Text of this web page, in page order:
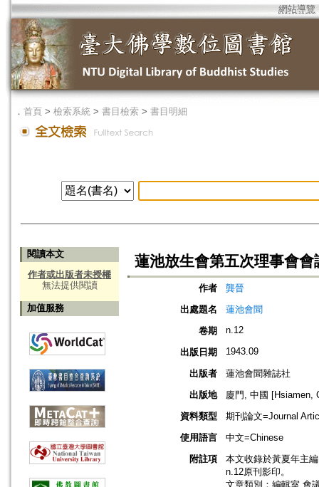
網站導覽
． 首頁 > 檢索系統 > 書目檢索 > 書目明細
閱讀本文
作者或出版者未授權
無法提供閱讀
加值服務
蓮池放生會第五次理事會會
作者
龔晉
出處題名
蓮池會聞
卷期
n.12
出版日期 1943.09
出版者
蓮池會聞雜誌社
出版地
廈門, 中國 [Hsiamen,
資料類型
期刊論文=Journal
使用語言
中文=Chinese
附註項
本文收錄於黃夏年主
n.12原刊影印。
文章類別：編輯室,會